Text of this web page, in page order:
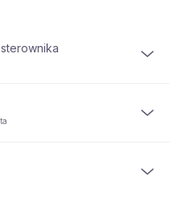
dokument
osobisty). Niektóre
posiadał prawo
Pełna płatność
aby zabezpieczyć